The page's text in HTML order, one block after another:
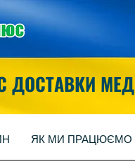
ДОСТАВКИ
ЯК МИ ПРАЦЮЄМО